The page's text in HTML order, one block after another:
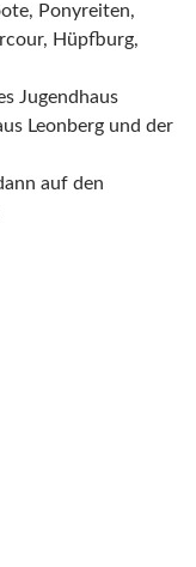
Ponyreiten,
Hüpfburg,
Jugendhaus
Leonberg und der
auf den